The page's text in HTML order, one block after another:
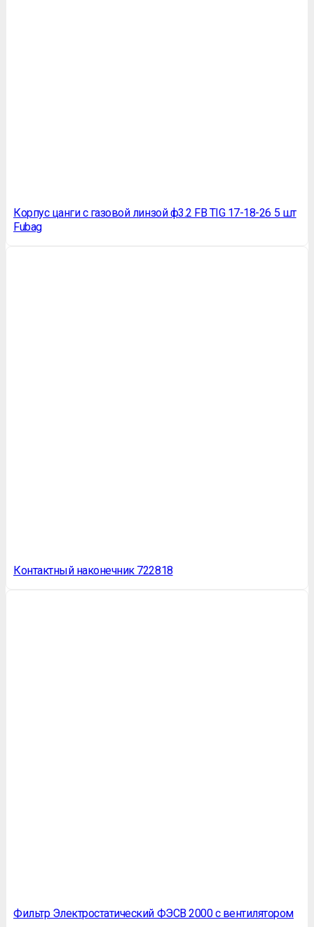
Корпус цанги c газовой линзой ф3.2 FB TIG 17-18-26 5 шт
Fubag
Контактный наконечник 722818
Фильтр Электростатический ФЭСВ 2000 с вентилятором